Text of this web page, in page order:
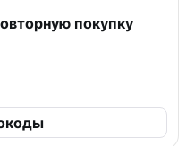
покупку